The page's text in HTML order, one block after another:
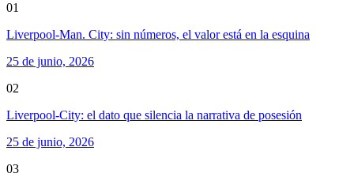
01
Liverpool-Man. City: sin números, el valor está en la esquina
25 de junio, 2026
02
Liverpool-City: el dato que silencia la narrativa de posesión
25 de junio, 2026
03